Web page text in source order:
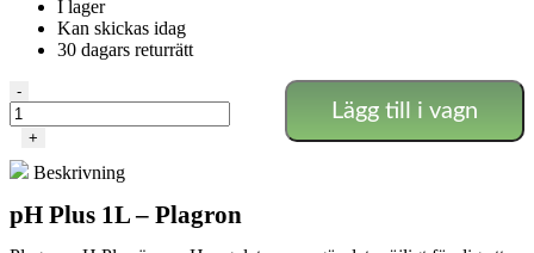
I lager
Kan skickas idag
30 dagars returrätt
pH
Plus
1L
Plagron
-
+
Lägg till i vagn
Beskrivning
pH Plus 1L – Plagron